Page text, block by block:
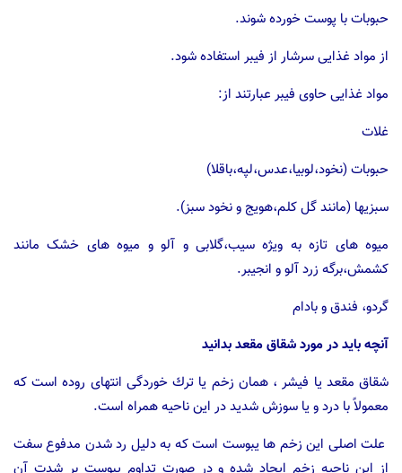
حبوبات با پوست خورده شوند.
از مواد غذایی سرشار از فیبر استفاده شود.
مواد غذایی حاوی فیبر عبارتند از:
غلات
حبوبات (نخود،لوبیا،عدس،لپه،باقلا)
سبزیها (مانند گل کلم،هویج و نخود سبز).
میوه های تازه به ویژه سیب،گلابی و آلو و میوه های خشک مانند
کشمش،برگه زرد آلو و انجیبر.
گردو، فندق و بادام
آنچه باید در مورد شقاق مقعد بدانید
شقاق مقعد یا فیشر ، همان زخم یا ترك خوردگی انتهای روده است كه
معمولاً با درد و یا سوزش شدید در این ناحیه همراه است.
علت اصلی این زخم ها یبوست است كه به دلیل رد شدن مدفوع سفت